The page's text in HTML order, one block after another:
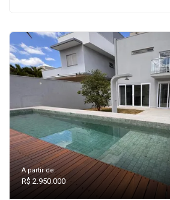
A partir de:
R$ 2.950.000